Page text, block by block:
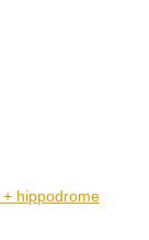
hippodrome